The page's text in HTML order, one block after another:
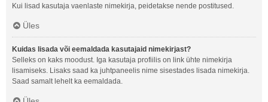
Kui lisad kasutaja vaenlaste nimekirja, peidetakse nende postitused.
Üles
Kuidas lisada või eemaldada kasutajaid nimekirjast?
Selleks on kaks moodust. Iga kasutaja profiilis on link ühte nimekirja
lisamiseks. Lisaks saad ka juhtpaneelis nime sisestades lisada nimekirja.
Saad samalt lehelt ka eemaldada.